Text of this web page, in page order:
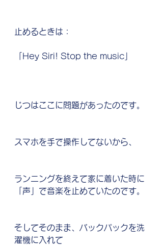
止めるときは：
「Hey Siri! Stop the music」
じつはここに問題があったのです。
スマホを手で操作してないから、
ランニングを終えて家に着いた時に
「声」で音楽を止めていたのです。
そしてそのまま、バックパックを洗
濯機に入れて